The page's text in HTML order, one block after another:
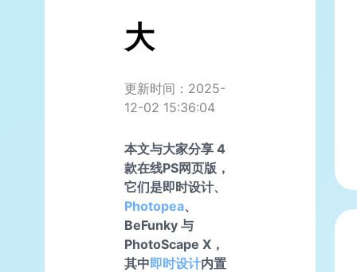
大
更新时间：2025-
12-02 15:36:04
本文与大家分享 4
款在线PS网页版，
它们是即时设计、
Photopea、
BeFunky 与
PhotoScape X，
其中即时设计内置